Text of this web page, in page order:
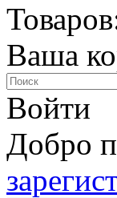
Ваша
Войти
Добро